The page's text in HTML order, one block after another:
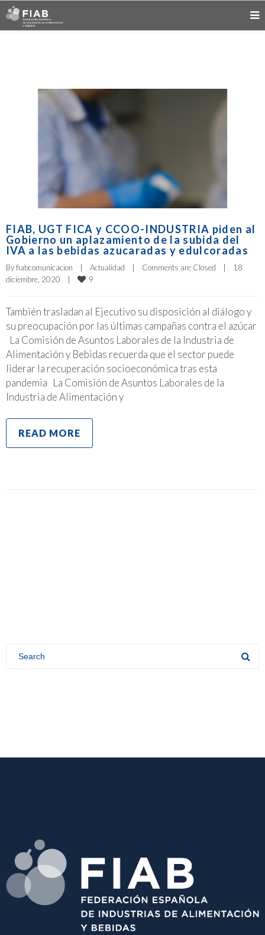
FIAB, UGT FICA y CCOO-INDUSTRIA piden al
Gobierno un aplazamiento de la subida del
IVA a las bebidas azucaradas y edulcoradas
By fiabcomunicacion Actualidad Comments are Closed
18
diciembre, 2020
9
También trasladan al Ejecutivo su disposición al diálogo y
su preocupación por las últimas campañas contra el azúcar
La Comisión de Asuntos Laborales de la Industria de
Alimentación y Bebidas recuerda que el sector puede
liderar la recuperación socioeconómica tras esta
pandemia La Comisión de Asuntos Laborales de la
Industria de Alimentación y
READ MORE